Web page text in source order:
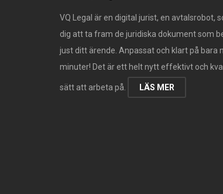
VQ Legal är en digital jurist, en avtalsrobot,
dig att ta fram de juridiska dokument som
just ditt ärende. Anpassat och klart på bara
minuter! Det är ett helt nytt effektivt och
sätt att arbeta på. LÄS MER